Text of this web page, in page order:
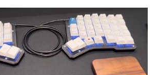
マスター到達
ことかもしれない
ったので書きます。 ちなみに、こ
てからのことです。 やったこと
から。次のようなことをやりました。